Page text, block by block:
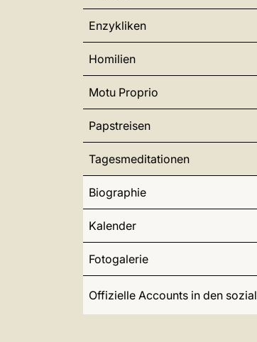
Enzykliken
Homilien
Motu Proprio
Papstreisen
Tagesmeditationen
Biographie
Kalender
Fotogalerie
Offizielle Accounts in den